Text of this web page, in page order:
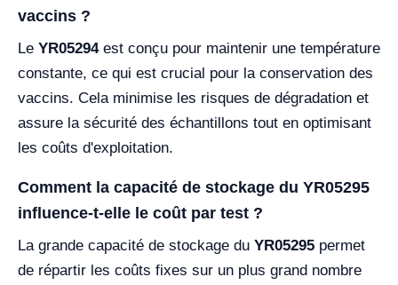
vaccins ?
Le YR05294est conçu pour maintenir une température
constante, ce qui est crucial pour la conservation des
vaccins. Cela minimise les risques de dégradation et
assure la sécurité des échantillons tout en optimisant
les coûts d'exploitation.
Comment la capacité de stockage du YR05295
influence-t-elle le coût par test ?
La grande capacité de stockage du YR05295 permet
de répartir les coûts fixes sur un plus grand nombre